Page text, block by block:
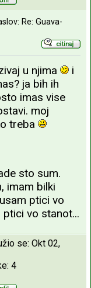
Re: Guava-
u njima
i
ja bih ih
imas vise
moj
treba
sto sum.
imam bilki
ptici vo
vo stanot...
se: Okt 02,
4